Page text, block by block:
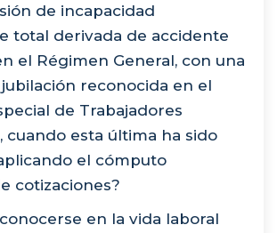
de incapacidad
total derivada de accidente
el Régimen General, con una
reconocida en el
de Trabajadores
cuando esta última ha sido
el cómputo
cotizaciones?
en la vida laboral